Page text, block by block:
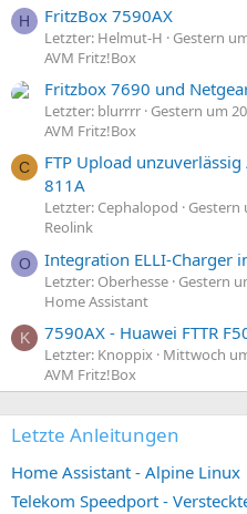
H FritzBox 7590AX
Letzter: Helmut-H
Gestern
AVM Fritz!Box
Fritzbox 7690 und
Letzter: blurrrr Gestern um
AVM Fritz!Box
C
FTP Upload
811A
Letzter: Cephalopod
Gestern
Reolink
O Integration ELLI-Charger
Letzter: Oberhesse Gestern
Home Assistant
K 7590AX - Huawei FTTR
Letzter: Knoppix Mittwoch
AVM Fritz!Box
Letzte Anleitungen
Home Assistant - Alpine Linux
Telekom Speedport -